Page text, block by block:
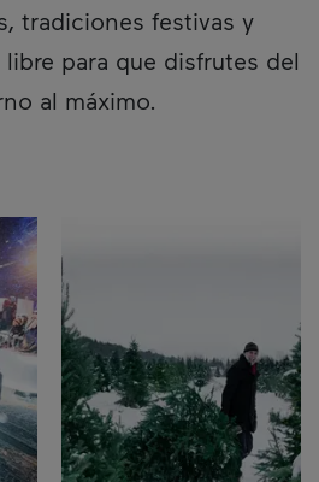
tradiciones festivas y
libre para que disfrutes del
al máximo.